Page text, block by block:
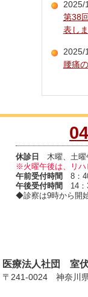
2025/
第38
表し
2025/
腰痛
休診日
木曜、土曜
※火曜午後は、リハ
午前受付時間
8：
午後受付時間
14：
◆診察は9時から開
医療法人社団 室
〒241-0024 神奈川